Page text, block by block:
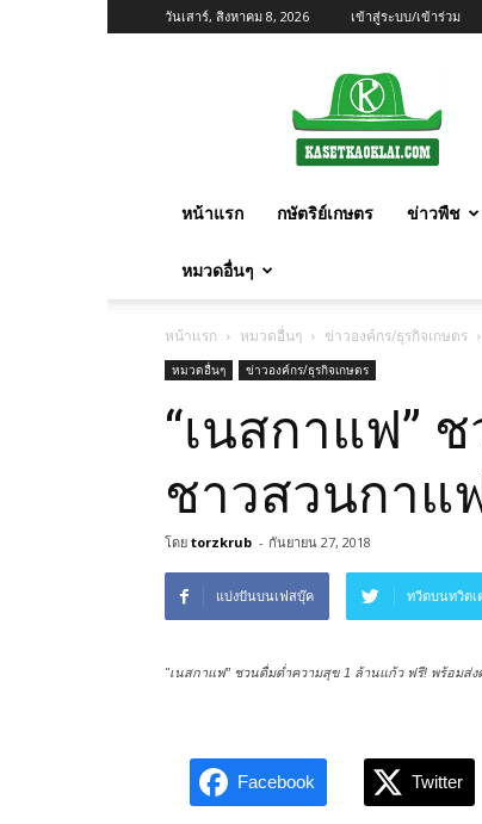
วันเสาร์, สิงหาคม 8, 2026 เข้าสู่ระบบ/เข้าร่วม
หน้าแรก กษัตริย์เกษตร ข่าวพืช
หมวดอื่นๆ
หน้าแรก หมวดอื่นๆ ข่าวองค์กร/ธุรกิจเกษตร
หมวดอื่นๆ ข่าวองค์กร/ธุรกิจเกษตร
“เนสกาแฟ”
ชาวสวนกาแ
โดย torzkrub - กันยายน 27, 2018
แบ่งปันบนเฟสบุ๊ค ทวีตบนทวิตเ
"เนสกาแฟ” ชวนดื่มด่ำความสุข 1 ล้านแก้ว ฟรี! พร้อมส่
Facebook Twitter